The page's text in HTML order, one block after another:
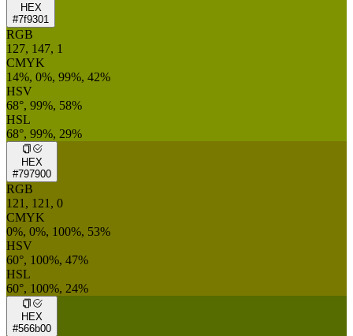
HEX
#7f9301
RGB
127, 147, 1
CMYK
14%, 0%, 99%, 42%
HSV
68°, 99%, 58%
HSL
68°, 99%, 29%
HEX
#797900
RGB
121, 121, 0
CMYK
0%, 0%, 100%, 53%
HSV
60°, 100%, 47%
HSL
60°, 100%, 24%
HEX
#566b00